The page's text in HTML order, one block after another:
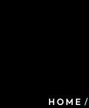
HOME /